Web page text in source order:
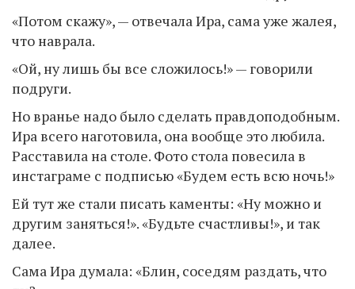
«Потом скажу», — отвечала Ира, сама уже жалея,
что наврала.
«Ой, ну лишь бы все сложилось!» — говорили
подруги.
Но вранье надо было сделать правдоподобным.
Ира всего наготовила, она вообще это любила.
Расставила на столе. Фото стола повесила в
инстаграме с подписью «Будем есть всю ночь!»
Ей тут же стали писать каменты: «Ну можно и
другим заняться!». «Будьте счастливы!», и так
далее.
Сама Ира думала: «Блин, соседям раздать, что